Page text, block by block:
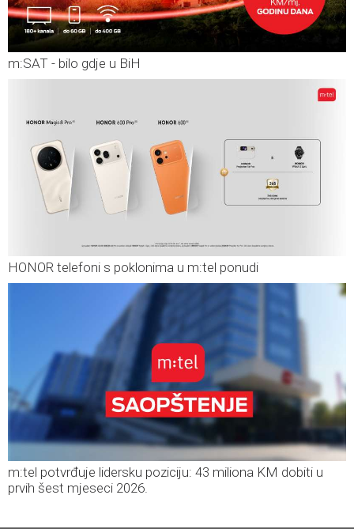
m:SAT - bilo gdje u BiH
HONOR telefoni s poklonima u m:tel ponudi
m:tel potvrđuje lidersku poziciju: 43 miliona KM dobiti u
prvih šest mjeseci 2026.